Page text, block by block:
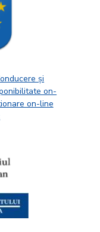
și
on-
on-line